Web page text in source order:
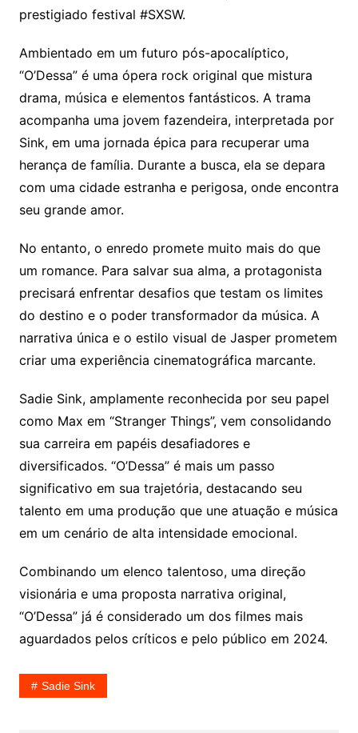
prestigiado festival #SXSW.
Ambientado em um futuro pós-apocalíptico,
“O’Dessa” é uma ópera rock original que mistura
drama, música e elementos fantásticos. A trama
acompanha uma jovem fazendeira, interpretada por
Sink, em uma jornada épica para recuperar uma
herança de família. Durante a busca, ela se depara
com uma cidade estranha e perigosa, onde encontra
seu grande amor.
No entanto, o enredo promete muito mais do que
um romance. Para salvar sua alma, a protagonista
precisará enfrentar desafios que testam os limites
do destino e o poder transformador da música. A
narrativa única e o estilo visual de Jasper prometem
criar uma experiência cinematográfica marcante.
Sadie Sink, amplamente reconhecida por seu papel
como Max em “Stranger Things”, vem consolidando
sua carreira em papéis desafiadores e
diversificados. “O’Dessa” é mais um passo
significativo em sua trajetória, destacando seu
talento em uma produção que une atuação e música
em um cenário de alta intensidade emocional.
Combinando um elenco talentoso, uma direção
visionária e uma proposta narrativa original,
“O’Dessa” já é considerado um dos filmes mais
aguardados pelos críticos e pelo público em 2024.
Sadie Sink